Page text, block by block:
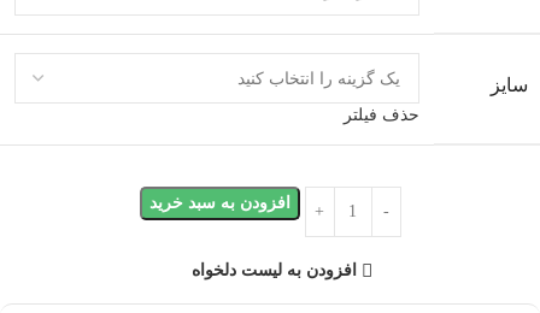
سایز
حذف فیلتر
افزودن به سبد خرید
افزودن به لیست دلخواه